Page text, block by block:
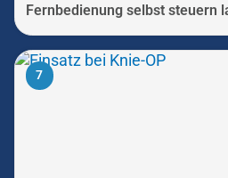
Fernbedienung selbst steuern
7